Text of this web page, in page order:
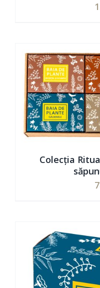
la
ADAUGĂ
Colecția